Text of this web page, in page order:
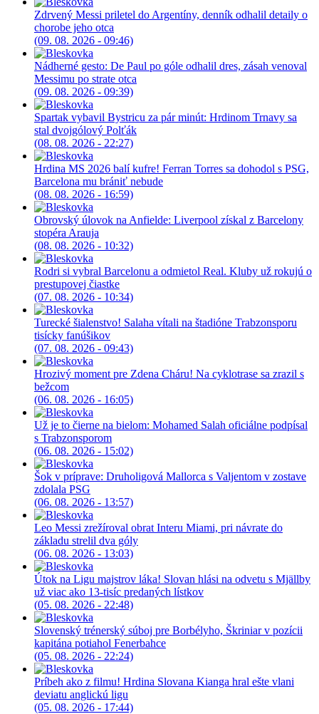
Zdrvený Messi priletel do Argentíny, denník odhalil detaily o
chorobe jeho otca
(09. 08. 2026 - 09:46)
Nádherné gesto: De Paul po góle odhalil dres, zásah venoval
Messimu po strate otca
(09. 08. 2026 - 09:39)
Spartak vybavil Bystricu za pár minút: Hrdinom Trnavy sa
stal dvojgólový Polťák
(08. 08. 2026 - 22:27)
Hrdina MS 2026 balí kufre! Ferran Torres sa dohodol s PSG,
Barcelona mu brániť nebude
(08. 08. 2026 - 16:59)
Obrovský úlovok na Anfielde: Liverpool získal z Barcelony
stopéra Arauja
(08. 08. 2026 - 10:32)
Rodri si vybral Barcelonu a odmietol Real. Kluby už rokujú o
prestupovej čiastke
(07. 08. 2026 - 10:34)
Turecké šialenstvo! Salaha vítali na štadióne Trabzonsporu
tisícky fanúšikov
(07. 08. 2026 - 09:43)
Hrozivý moment pre Zdena Cháru! Na cyklotrase sa zrazil s
bežcom
(06. 08. 2026 - 16:05)
Už je to čierne na bielom: Mohamed Salah oficiálne podpísal
s Trabzonsporom
(06. 08. 2026 - 15:02)
Šok v príprave: Druholigová Mallorca s Valjentom v zostave
zdolala PSG
(06. 08. 2026 - 13:57)
Leo Messi zrežíroval obrat Interu Miami, pri návrate do
základu strelil dva góly
(06. 08. 2026 - 13:03)
Útok na Ligu majstrov láka! Slovan hlási na odvetu s Mjällby
už viac ako 13-tisíc predaných lístkov
(05. 08. 2026 - 22:48)
Slovenský trénerský súboj pre Borbélyho, Škriniar v pozícii
kapitána potiahol Fenerbahce
(05. 08. 2026 - 22:24)
Príbeh ako z filmu! Hrdina Slovana Kianga hral ešte vlani
deviatu anglickú ligu
(05. 08. 2026 - 17:44)